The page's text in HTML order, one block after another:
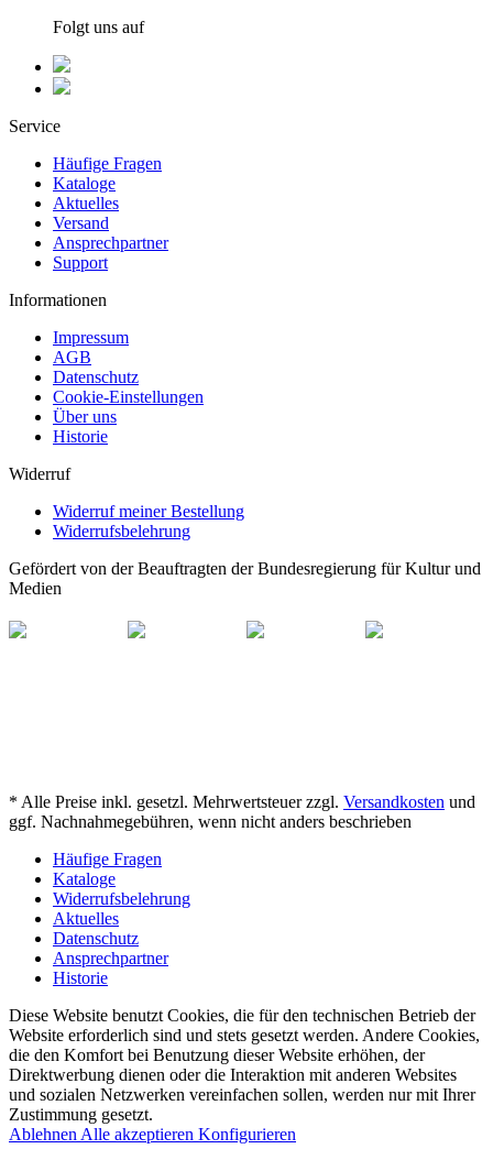
Folgt uns auf
Service
Häufige Fragen
Kataloge
Aktuelles
Versand
Ansprechpartner
Support
Informationen
Impressum
AGB
Datenschutz
Cookie-Einstellungen
Über uns
Historie
Widerruf
Widerruf meiner Bestellung
Widerrufsbelehrung
Gefördert von der Beauftragten der Bundesregierung für Kultur und
Medien
* Alle Preise inkl. gesetzl. Mehrwertsteuer zzgl. Versandkosten und
ggf. Nachnahmegebühren, wenn nicht anders beschrieben
Häufige Fragen
Kataloge
Widerrufsbelehrung
Aktuelles
Datenschutz
Ansprechpartner
Historie
Diese Website benutzt Cookies, die für den technischen Betrieb der
Website erforderlich sind und stets gesetzt werden. Andere Cookies,
die den Komfort bei Benutzung dieser Website erhöhen, der
Direktwerbung dienen oder die Interaktion mit anderen Websites
und sozialen Netzwerken vereinfachen sollen, werden nur mit Ihrer
Zustimmung gesetzt.
Ablehnen Alle akzeptieren Konfigurieren